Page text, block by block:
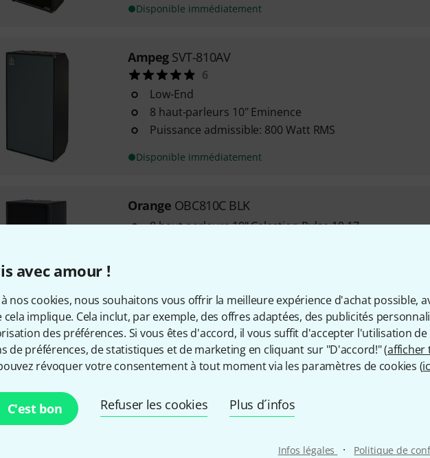
avec amour !
à nos cookies, nous souhaitons vous offrir la meilleure expérience d'achat possible,
cela implique. Cela inclut, par exemple, des offres adaptées, des publicités
des préférences. Si vous êtes d'accord, il vous suffit d'accepter l'utilisation de
de préférences, de statistiques et de marketing en cliquant sur "D'accord!" (afficher
révoquer votre consentement à tout moment via les paramètres de cookies (
C'est bon Refuser les cookies Plus d´infos
Infos légales · Politique de
Disponible immédiatement
Ampeg SVT-810AV
6
Low-End
8 haut-parleurs 10" Eminence
Puissance admissible: 800 Watt RMS
Disponible immédiatement
Orange OBC810C BLK
8 haut-parleurs 10" Celestion Pulse 10.17
Disponible immédiatement
Envoi gratuit à partir de 69 €
Les prix sont indiqués avec TVA comprise